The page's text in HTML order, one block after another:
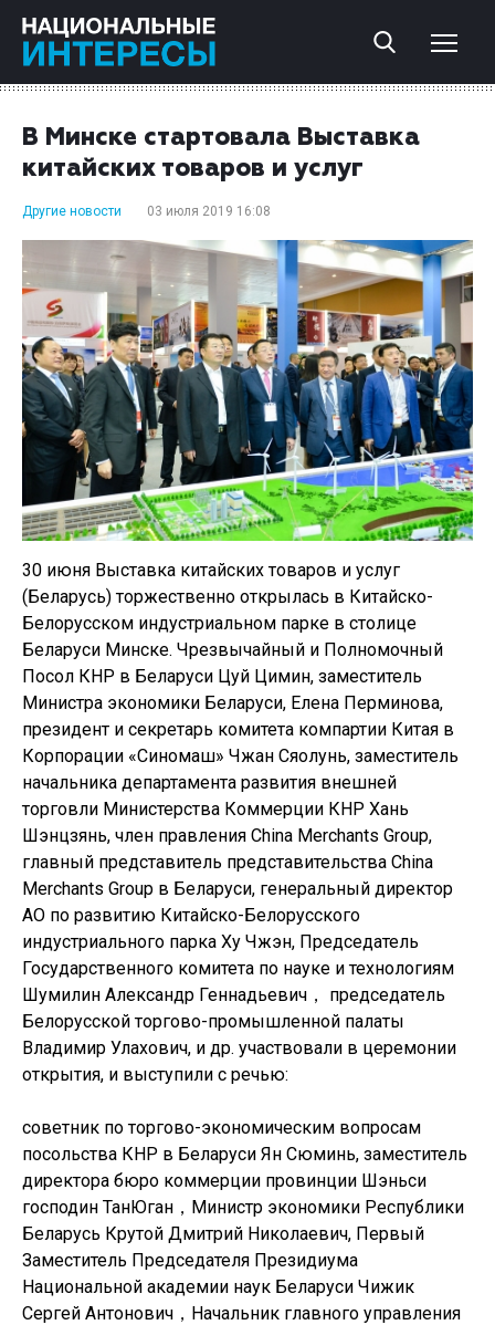
В Минске стартовала Выставка
китайских товаров и услуг
Другие новости 03 июля 2019 16:08
30 июня Выставка китайских товаров и услуг
(Беларусь) торжественно открылась в Китайско-
Белорусском индустриальном парке в столице
Беларуси Минске. Чрезвычайный и Полномочный
Посол КНР в Беларуси Цуй Цимин, заместитель
Министра экономики Беларуси, Елена Перминова,
президент и секретарь комитета компартии Китая в
Корпорации «Синомаш» Чжан Сяолунь, заместитель
начальника департамента развития внешней
торговли Министерства Коммерции КНР Хань
Шэнцзянь, член правления China Merchants Group,
главный представитель представительства China
Merchants Group в Беларуси, генеральный директор
АО по развитию Китайско-Белорусского
индустриального парка Ху Чжэн, Председатель
Государственного комитета по науке и технологиям
Шумилин Александр Геннадьевич， председатель
Белорусской торгово-промышленной палаты
Владимир Улахович, и др. участвовали в церемонии
открытия, и выступили с речью:
советник по торгово-экономическим вопросам
посольства КНР в Беларуси Ян Сюминь, заместитель
директора бюро коммерции провинции Шэньси
господин ТанЮган，Министр экономики Республики
Беларусь Крутой Дмитрий Николаевич, Первый
Заместитель Председателя Президиума
Национальной академии наук Беларуси Чижик
Сергей Антонович，Начальник главного управления